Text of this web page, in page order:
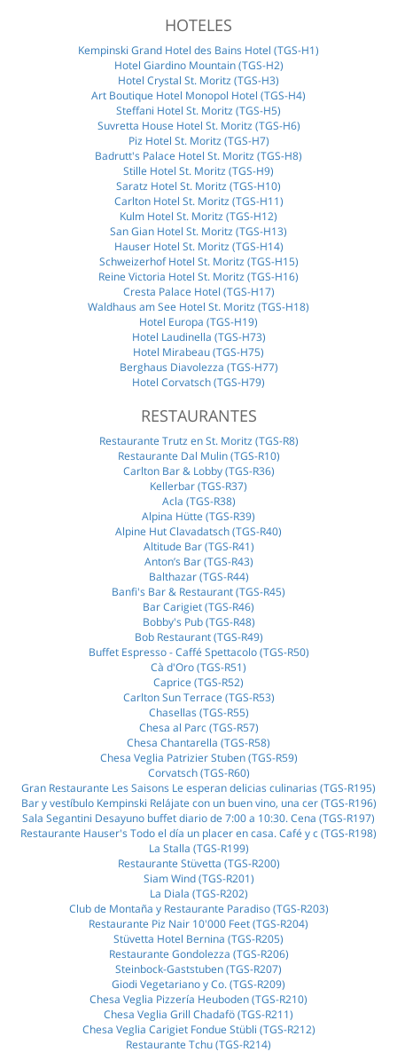
HOTELES
Kempinski Grand Hotel des Bains Hotel (TGS-H1)
Hotel Giardino Mountain (TGS-H2)
Hotel Crystal St. Moritz (TGS-H3)
Art Boutique Hotel Monopol Hotel (TGS-H4)
Steffani Hotel St. Moritz (TGS-H5)
Suvretta House Hotel St. Moritz (TGS-H6)
Piz Hotel St. Moritz (TGS-H7)
Badrutt's Palace Hotel St. Moritz (TGS-H8)
Stille Hotel St. Moritz (TGS-H9)
Saratz Hotel St. Moritz (TGS-H10)
Carlton Hotel St. Moritz (TGS-H11)
Kulm Hotel St. Moritz (TGS-H12)
San Gian Hotel St. Moritz (TGS-H13)
Hauser Hotel St. Moritz (TGS-H14)
Schweizerhof Hotel St. Moritz (TGS-H15)
Reine Victoria Hotel St. Moritz (TGS-H16)
Cresta Palace Hotel (TGS-H17)
Waldhaus am See Hotel St. Moritz (TGS-H18)
Hotel Europa (TGS-H19)
Hotel Laudinella (TGS-H73)
Hotel Mirabeau (TGS-H75)
Berghaus Diavolezza (TGS-H77)
Hotel Corvatsch (TGS-H79)
RESTAURANTES
Restaurante Trutz en St. Moritz (TGS-R8)
Restaurante Dal Mulin (TGS-R10)
Carlton Bar & Lobby (TGS-R36)
Kellerbar (TGS-R37)
Acla (TGS-R38)
Alpina Hütte (TGS-R39)
Alpine Hut Clavadatsch (TGS-R40)
Altitude Bar (TGS-R41)
Anton’s Bar (TGS-R43)
Balthazar (TGS-R44)
Banfi's Bar & Restaurant (TGS-R45)
Bar Carigiet (TGS-R46)
Bobby's Pub (TGS-R48)
Bob Restaurant (TGS-R49)
Buffet Espresso - Caffé Spettacolo (TGS-R50)
Cà d'Oro (TGS-R51)
Caprice (TGS-R52)
Carlton Sun Terrace (TGS-R53)
Chasellas (TGS-R55)
Chesa al Parc (TGS-R57)
Chesa Chantarella (TGS-R58)
Chesa Veglia Patrizier Stuben (TGS-R59)
Corvatsch (TGS-R60)
Gran Restaurante Les Saisons Le esperan delicias culinarias (TGS-R195)
Bar y vestíbulo Kempinski Relájate con un buen vino, una cer (TGS-R196)
Sala Segantini Desayuno buffet diario de 7:00 a 10:30. Cena (TGS-R197)
Restaurante Hauser's Todo el día un placer en casa. Café y c (TGS-R198)
La Stalla (TGS-R199)
Restaurante Stüvetta (TGS-R200)
Siam Wind (TGS-R201)
La Diala (TGS-R202)
Club de Montaña y Restaurante Paradiso (TGS-R203)
Restaurante Piz Nair 10'000 Feet (TGS-R204)
Stüvetta Hotel Bernina (TGS-R205)
Restaurante Gondolezza (TGS-R206)
Steinbock-Gaststuben (TGS-R207)
Giodi Vegetariano y Co. (TGS-R209)
Chesa Veglia Pizzería Heuboden (TGS-R210)
Chesa Veglia Grill Chadafö (TGS-R211)
Chesa Veglia Carigiet Fondue Stübli (TGS-R212)
Restaurante Tchu (TGS-R214)